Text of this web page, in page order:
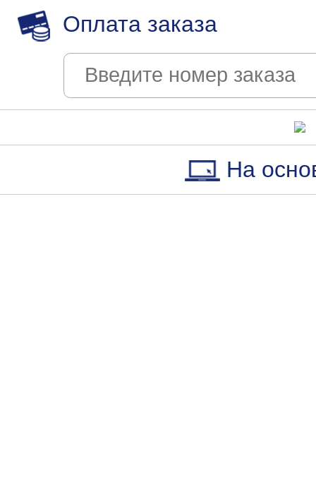
Оплата заказа
На